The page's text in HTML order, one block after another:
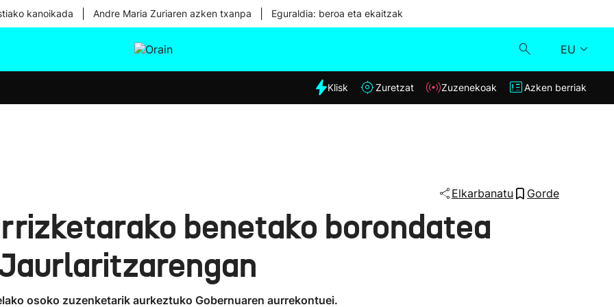
kanoikada Andre Maria Zuriaren azken txanpa Eguraldia: beroa eta ekaitzak
EU
Eguraldia
Klisk
Klisk Zuretzat Zuzenekoak Azken berriak
Elkarbanatu Gorde
benetako borondatea
osoko zuzenketarik aurkeztuko Gobernuaren aurrekontuei.